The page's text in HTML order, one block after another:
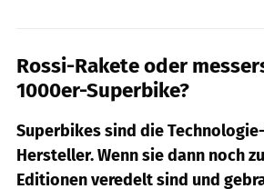
Rossi-Rakete oder
1000er-Superbike?
Superbikes sind die
Hersteller. Wenn sie dann noch
Editionen veredelt sind und